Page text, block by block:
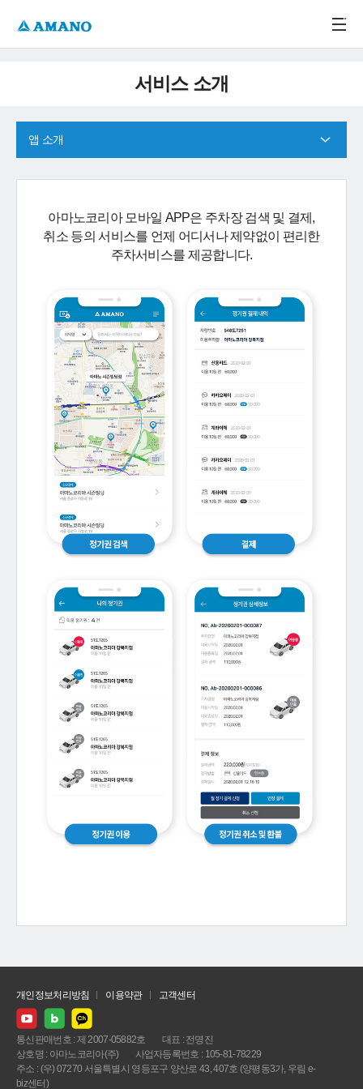
서비스 소개
앱 소개
아마노코리아 모바일 APP은 주차장 검색 및 결제,
취소 등의 서비스를 언제 어디서나 제약없이 편리한
주차서비스를 제공합니다.
개인정보처리방침 이용약관 고객센터
통신판매번호 : 제 2007-05882호
대표 : 전명진
상호명 : 아마노코리아(주)
사업자등록번호 : 105-81-78229
주소 : (우) 07270 서울특별시 영등포구 양산로 43, 407호 (양평동3가, 우림 e-
biz센터)